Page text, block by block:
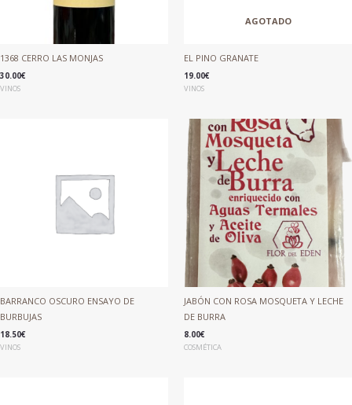
1368 CERRO LAS MONJAS
30.00€
VINOS
AGOTADO
EL PINO GRANATE
19.00€
VINOS
BARRANCO OSCURO ENSAYO DE
BURBUJAS
18.50€
VINOS
JABÓN CON ROSA MOSQUETA Y LECHE
DE BURRA
8.00€
COSMÉTICA